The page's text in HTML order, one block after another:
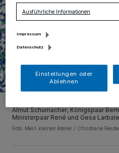
Almut Schumacher, Königspaar
Ministerpaar René und Gesa
Foto: Mein kleines Atelier / Christiane
Ausführliche Informationen
Impressum
Datenschutz
Einstellungen oder
Ablehnen